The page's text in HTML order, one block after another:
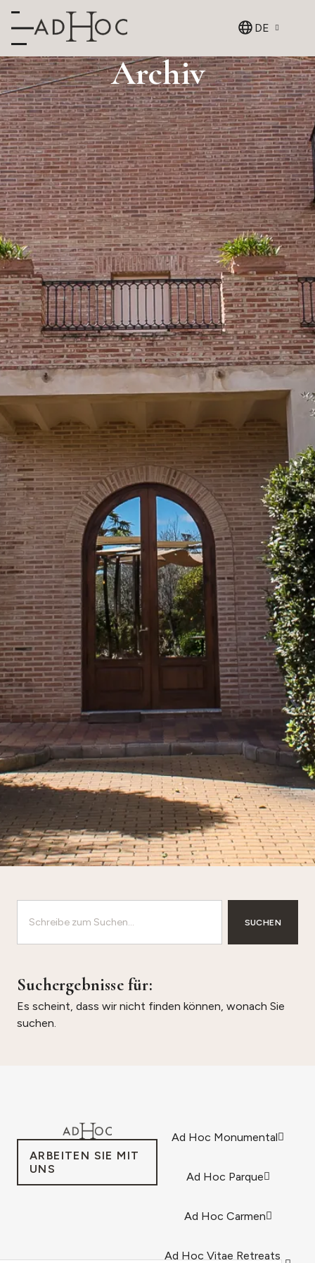
DE
Archiv
SUCHEN
Suchergebnisse für:
Es scheint, dass wir nicht finden können, wonach Sie
suchen.
Ad Hoc Monumental
Ad Hoc Parque
Ad Hoc Carmen
Ad Hoc Vitae Retreats
ARBEITEN SIE MIT
UNS